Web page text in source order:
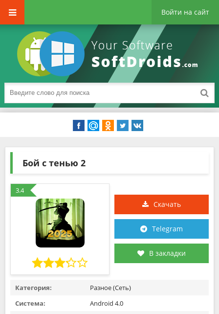
Войти на сайт
Бой с тенью 2
3.4
Скачать
Telegram
В закладки
Категория:
Разное (Сеть)
Система:
Android 4.0